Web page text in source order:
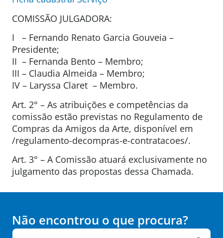
COMISSÃO JULGADORA:
I – Fernando Renato Garcia Gouveia –
Presidente;
II – Fernanda Bento – Membro;
III – Claudia Almeida – Membro;
IV – Laryssa Claret – Membro.
Art. 2° – As atribuições e competências da
comissão estão previstas no Regulamento de
Compras da Amigos da Arte, disponível em
/regulamento-decompras-e-contratacoes/.
Art. 3° – A Comissão atuará exclusivamente no
julgamento das propostas dessa Chamada.
Não encontrou o que procura?